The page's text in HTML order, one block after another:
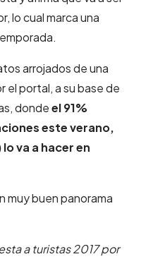
lo cual marca una
arrojados de una
el portal, a su base de
dondeel 91%
este verano,
va a hacer en
muy buen panorama
2017 por